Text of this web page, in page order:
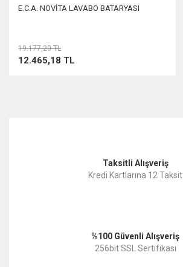
E.C.A. NOVİTA LAVABO BATARYASI
12.465,18 TL
19.177,20 TL
Taksitli Alışveriş
Kredi Kartlarına 12 Taksit
%100 Güvenli Alışveriş
256bit SSL Sertifikası